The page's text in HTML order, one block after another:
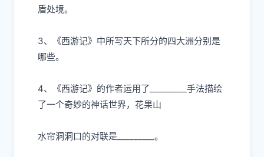
盾处境。
3、《⻄游记》中所写天下所分的四⼤洲分别是
哪些。
4、《⻄游记》的作者运⽤了 ⼿法描绘
了⼀个奇妙的神话世界，花果⼭
⽔帘洞洞⼝的对联是 _________。